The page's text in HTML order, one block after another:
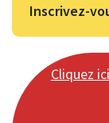
Inscrivez-
Cliquez